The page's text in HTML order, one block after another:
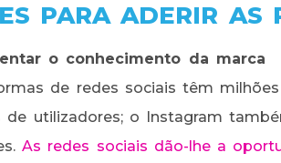
PARA ADERIR AS
o conhecimento da marca
de redes sociais têm
de utilizadores; o Instagram
As redes sociais dão-lhe a